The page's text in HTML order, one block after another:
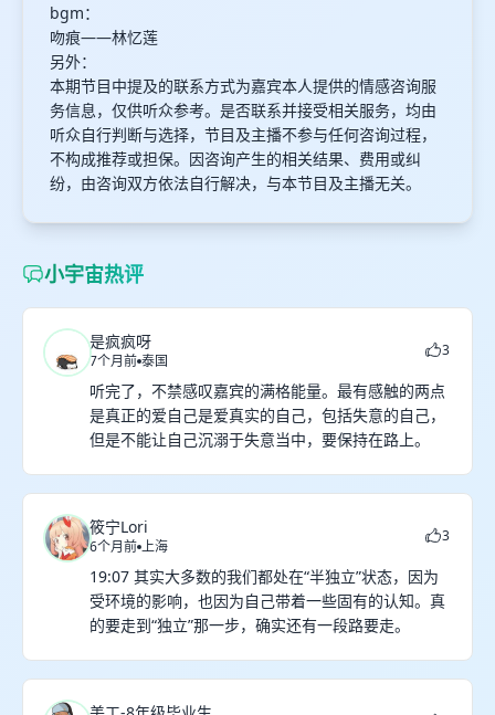
bgm：
吻痕——林忆莲
另外：
本期节目中提及的联系方式为嘉宾本人提供的情感咨询服
务信息，仅供听众参考。是否联系并接受相关服务，均由
听众自行判断与选择，节目及主播不参与任何咨询过程，
不构成推荐或担保。因咨询产生的相关结果、费用或纠
纷，由咨询双方依法自行解决，与本节目及主播无关。
小宇宙热评
是疯疯呀
7个月前 泰国
3
听完了，不禁感叹嘉宾的满格能量。最有感触的两点
是真正的爱自己是爱真实的自己，包括失意的自己，
但是不能让自己沉溺于失意当中，要保持在路上。
筱宁Lori
6个月前 上海
3
19:07 其实大多数的我们都处在“半独立”状态，因为
受环境的影响，也因为自己带着一些固有的认知。真
的要走到“独立”那一步，确实还有一段路要走。